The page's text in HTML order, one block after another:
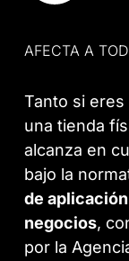
AFECTA A
Tanto si
una tienda
alcanza en
bajo la
de
negocios,
por la